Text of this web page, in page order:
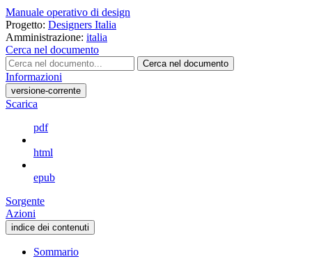
Manuale operativo di design
Progetto: Designers Italia
Amministrazione: italia
Cerca nel documento
Cerca nel documento
Informazioni
versione-corrente
Scarica
pdf
html
epub
Sorgente
Azioni
indice dei contenuti
Sommario